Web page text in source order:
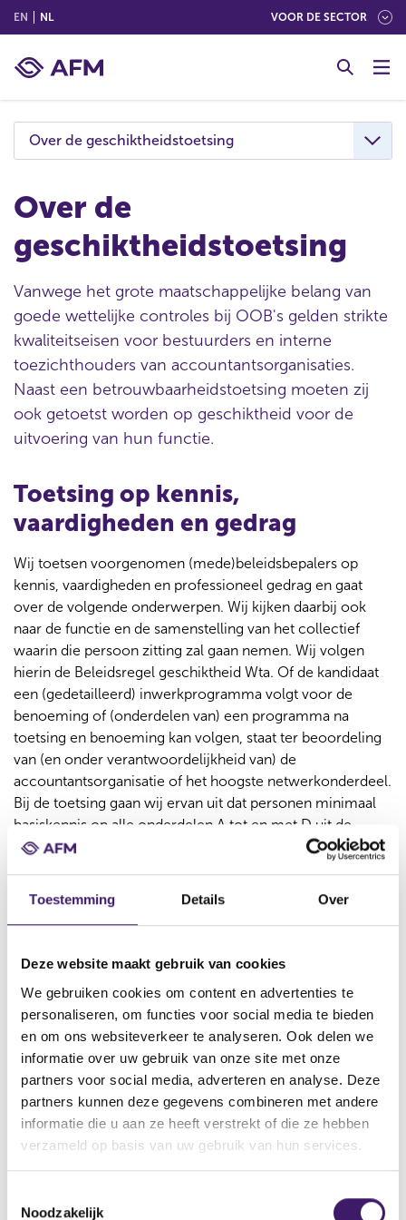
Toestemming Details Over
Deze website maakt gebruik van cookies
We gebruiken cookies om content en advertenties te
personaliseren, om functies voor social media te bieden
en om ons websiteverkeer te analyseren. Ook delen we
informatie over uw gebruik van onze site met onze
partners voor social media, adverteren en analyse. Deze
partners kunnen deze gegevens combineren met andere
informatie die u aan ze heeft verstrekt of die ze hebben
verzameld op basis van uw gebruik van hun services.
Noodzakelijk
EN (ENGLISH)
NL(NEDERLANDS (NEDERLAND)) VOOR DE SECTOR
Over de geschiktheidstoetsing
Over de
geschiktheidstoetsing
Vanwege het grote maatschappelijke belang van
goede wettelijke controles bij OOB's gelden strikte
kwaliteitseisen voor bestuurders en interne
toezichthouders van accountantsorganisaties.
Naast een betrouwbaarheidstoetsing moeten zij
ook getoetst worden op geschiktheid voor de
uitvoering van hun functie.
Toetsing op kennis,
vaardigheden en gedrag
Wij toetsen voorgenomen (mede)beleidsbepalers op
kennis, vaardigheden en professioneel gedrag en gaat
over de volgende onderwerpen. Wij kijken daarbij ook
naar de functie en de samenstelling van het collectief
waarin die persoon zitting zal gaan nemen. Wij volgen
hierin de Beleidsregel geschiktheid Wta. Of de kandidaat
een (gedetailleerd) inwerkprogramma volgt voor de
benoeming of (onderdelen van) een programma na
toetsing en benoeming kan volgen, staat ter beoordeling
van (en onder verantwoordelijkheid van) de
accountantsorganisatie of het hoogste netwerkonderdeel.
Bij de toetsing gaan wij ervan uit dat personen minimaal
basiskennis op alle onderdelen A tot en met D uit de
beleidsregel hebben.
Betreft personen die beleid
bepalen of daarop toezicht
houden
Wij toetsen personen op geschiktheid die plaatsnemen in
een collectief van een OOB-accountantsorganisatie. Dat
zijn personen die het dagelijks beleid bepalen van de
OOB-accountantsorganisatie(collectief I), personen die
het dagelijks beleid bepalen van het hoogste
netwerkonderdeel met een zetel in Nederland dat invloed
uitoefent op het beleid van de OOB-
accountantsorganisatie (collectief II) en personen in een
orgaan voor intern toezicht, die toezicht houden op het
beleid van een OOB-accountantsorganisatie en het